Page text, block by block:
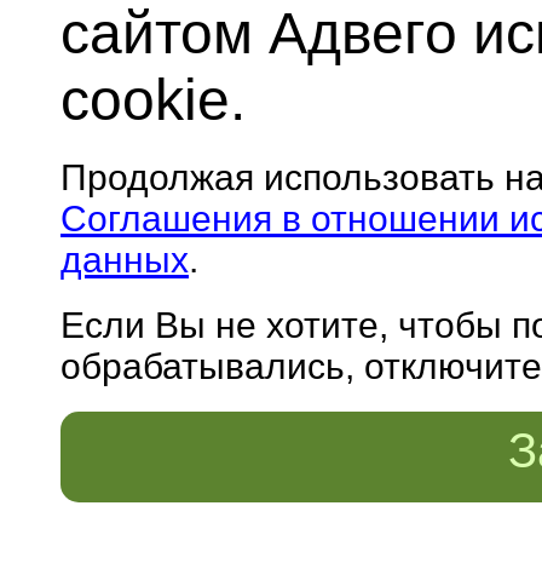
сайтом Адвего
cookie.
Продолжая использовать
Соглашения в отношении
данных.
Если Вы не хотите, чтобы
обрабатывались,